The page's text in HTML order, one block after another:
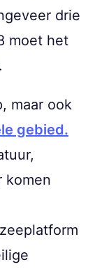
drie
moet het
maar ook
gebied.
komen